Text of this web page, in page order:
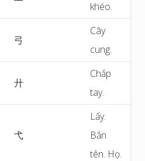
khéo.
弓
Cây
cung.
廾
Chắp
tay.
弋
Lấy.
Bắn
tên. Họ.